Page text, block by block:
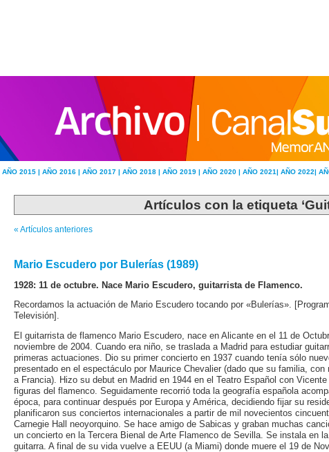
AÑO 2015 | AÑO 2016 | AÑO 2017 | AÑO 2018 | AÑO 2019 | AÑO 2020 | AÑO 2021| AÑO 2022|
Artículos con la etiqueta
« Artículos anteriores
Mario Escudero por Bulerías (1989)
1928: 11 de octubre. Nace Mario Escudero, guitarrista de Flamenco.
Recordamos la actuación de Mario Escudero tocando por «Bulerías».
Televisión].
El guitarrista de flamenco Mario Escudero, nace en Alicante en el 11 de
noviembre de 2004. Cuando era niño, se traslada a Madrid para estudiar
primeras actuaciones. Dio su primer concierto en 1937 cuando tenía sólo
presentado en el espectáculo por Maurice Chevalier (dado que su familia,
a Francia). Hizo su debut en Madrid en 1944 en el Teatro Español con
figuras del flamenco. Seguidamente recorrió toda la geografía española
época, para continuar después por Europa y América, decidiendo fijar su
planificaron sus conciertos internacionales a partir de mil novecientos
Carnegie Hall neoyorquino. Se hace amigo de Sabicas y graban muchas
un concierto en la Tercera Bienal de Arte Flamenco de Sevilla. Se instala en
guitarra. A final de su vida vuelve a EEUU (a Miami) donde muere el 19 de